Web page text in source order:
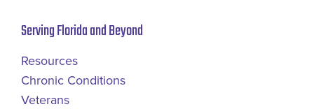
Serving Florida and Beyond
Resources
Chronic Conditions
Veterans